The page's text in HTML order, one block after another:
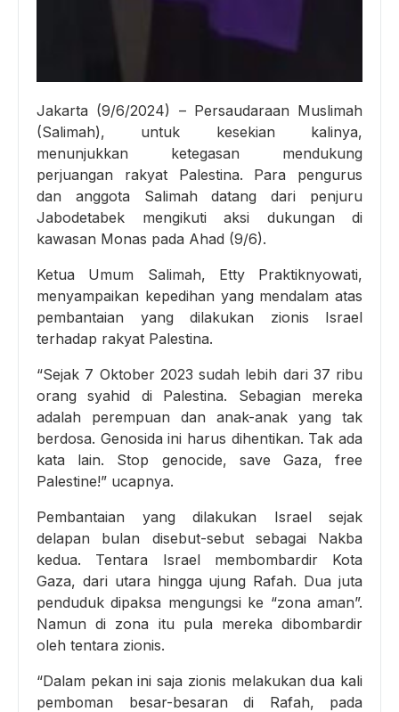
Jakarta (9/6/2024) – Persaudaraan Muslimah
(Salimah), untuk kesekian kalinya,
menunjukkan ketegasan mendukung
perjuangan rakyat Palestina. Para pengurus
dan anggota Salimah datang dari penjuru
Jabodetabek mengikuti aksi dukungan di
kawasan Monas pada Ahad (9/6).
Ketua Umum Salimah, Etty Praktiknyowati,
menyampaikan kepedihan yang mendalam atas
pembantaian yang dilakukan zionis Israel
terhadap rakyat Palestina.
“Sejak 7 Oktober 2023 sudah lebih dari 37 ribu
orang syahid di Palestina. Sebagian mereka
adalah perempuan dan anak-anak yang tak
berdosa. Genosida ini harus dihentikan. Tak ada
kata lain. Stop genocide, save Gaza, free
Palestine!” ucapnya.
Pembantaian yang dilakukan Israel sejak
delapan bulan disebut-sebut sebagai Nakba
kedua. Tentara Israel membombardir Kota
Gaza, dari utara hingga ujung Rafah. Dua juta
penduduk dipaksa mengungsi ke “zona aman”.
Namun di zona itu pula mereka dibombardir
oleh tentara zionis.
“Dalam pekan ini saja zionis melakukan dua kali
pemboman besar-besaran di Rafah, pada